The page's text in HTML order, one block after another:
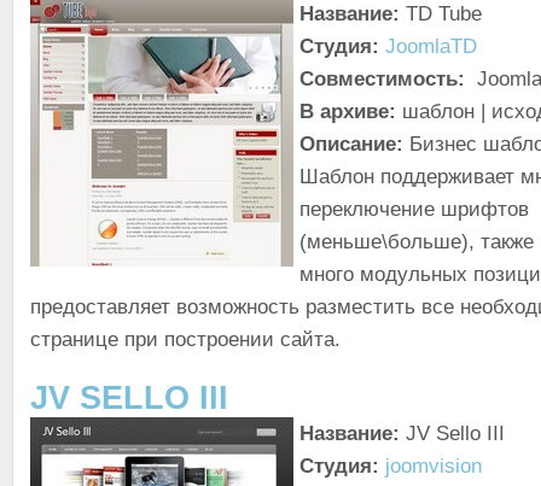
Название: TD Tube
Студия: JoomlaTD
Совместимость:
В архиве: шаблон |
Описание: Бизнес
Шаблон поддерживает
переключение шрифтов
(меньше\больше), также
много модульных
предоставляет возможность разместить все
странице при построении сайта.
JV SELLO III
Название: JV Sello III
Студия: joomvision